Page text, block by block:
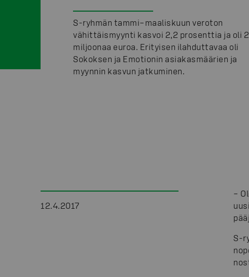
S-ryhmän tammi–maaliskuun veroton
vähittäismyynti kasvoi 2,2 prosenttia ja oli
miljoonaa euroa. Erityisen ilahduttavaa oli
Sokoksen ja Emotionin asiakasmäärien ja
myynnin kasvun jatkuminen.
12.4.2017
–
S-